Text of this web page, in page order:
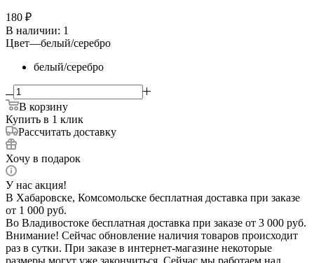
180 ₽
В наличии: 1
Цвет—белый/серебро
белый/серебро
В корзину
Купить в 1 клик
Рассчитать доставку
Хочу в подарок
У нас акция!
В Хабаровске, Комсомольске бесплатная доставка при заказе
от 1 000 руб.
Во Владивостоке бесплатная доставка при заказе от 3 000 руб.
Внимание! Сейчас обновление наличия товаров происходит
раз в сутки. При заказе в интернет-магазине некоторые
размеры могут уже закончиться. Сейчас мы работаем над